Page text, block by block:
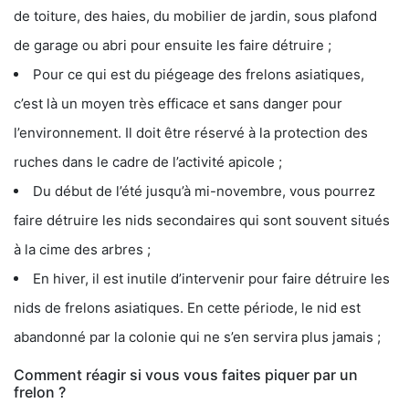
de toiture, des haies, du mobilier de jardin, sous plafond
de garage ou abri pour ensuite les faire détruire ;
Pour ce qui est du piégeage des frelons asiatiques,
c’est là un moyen très efficace et sans danger pour
l’environnement. Il doit être réservé à la protection des
ruches dans le cadre de l’activité apicole ;
Du début de l’été jusqu’à mi-novembre, vous pourrez
faire détruire les nids secondaires qui sont souvent situés
à la cime des arbres ;
En hiver, il est inutile d’intervenir pour faire détruire les
nids de frelons asiatiques. En cette période, le nid est
abandonné par la colonie qui ne s’en servira plus jamais ;
Comment réagir si vous vous faites piquer par un
frelon ?